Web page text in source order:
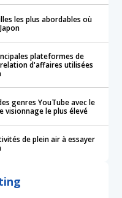
les plus abordables où
plateformes de
d'affaires utilisées
genres YouTube avec le
visionnage le plus élevé
de plein air à essayer